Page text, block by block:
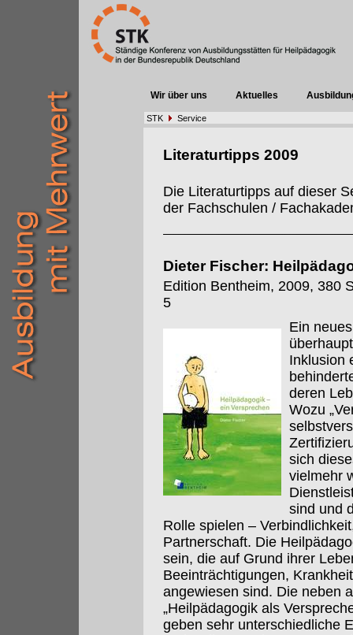
Wir über uns Aktuelles
STK Service
Literaturtipps 2009
Die Literaturtipps auf dieser
der Fachschulen /
Dieter Fischer:
Edition Bentheim, 2009, 380
5
Ein
Inklusion
deren
Wozu
sich
vielmehr
sind und
Rolle spielen –
Partnerschaft. Die
sein, die auf Grund ihrer
Beeinträchtigungen,
angewiesen sind. Die neben
„Heilpädagogik als
geben sehr unterschiedliche